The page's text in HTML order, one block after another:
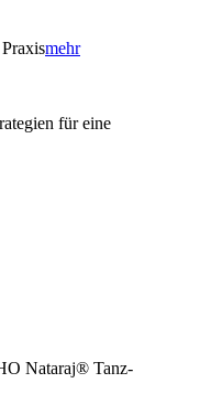
mehr
für eine
Nataraj® Tanz-